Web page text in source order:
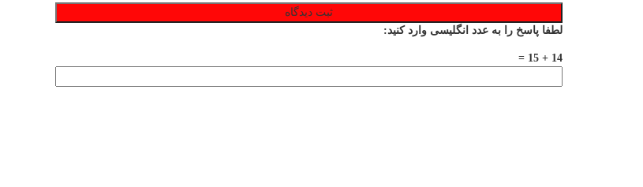
لطفا پاسخ را به عدد انگلیسی وارد کنید:
14 + 15 =